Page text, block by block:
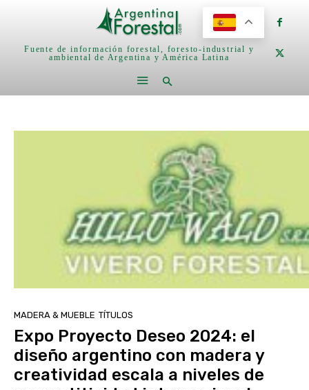
Fuente de información forestal, foresto-industrial y
ambiental de Argentina y América Latina
MADERA & MUEBLE TÍTULOS
Expo Proyecto Deseo 2024: el
diseño argentino con madera y
creatividad escala a niveles de